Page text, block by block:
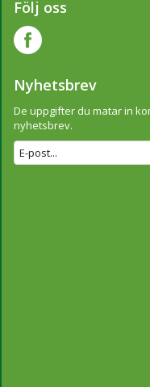
Följ oss
Nyhetsbrev
De uppgifter du matar in
nyhetsbrev.